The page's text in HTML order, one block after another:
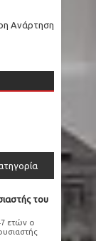
Ανάρτηση
του
ετών ο